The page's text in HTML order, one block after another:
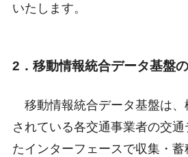
いたします。
2．移動情報統合データ基盤
移動情報統合データ基盤は、
されている各交通事業者の交
たインターフェースで収集・蓄